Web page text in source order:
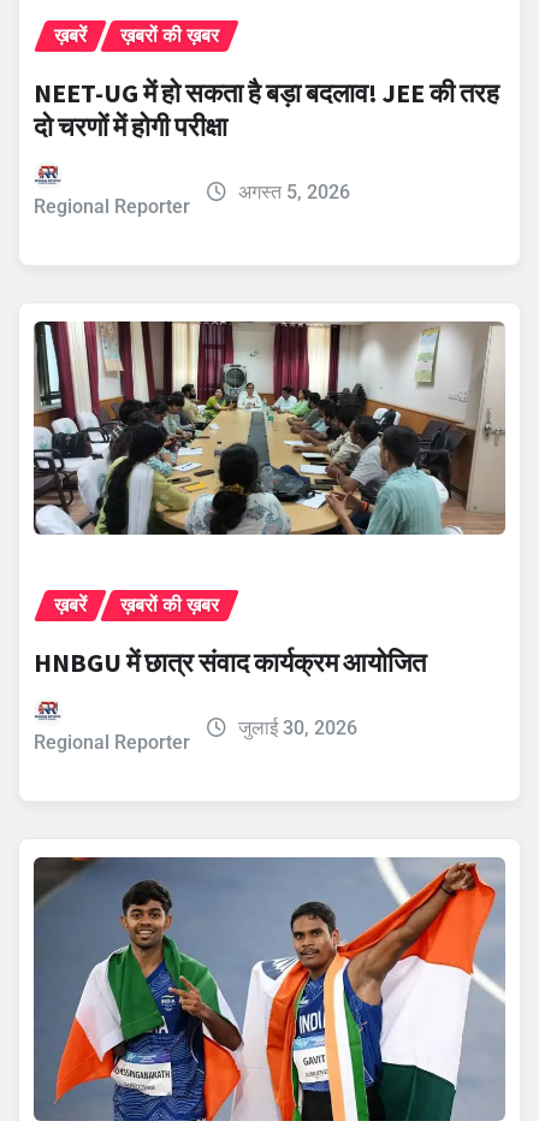
ख़बरें ख़बरों की ख़बर
NEET-UG में हो सकता है बड़ा बदलाव! JEE की तरह
दो चरणों में होगी परीक्षा
Regional Reporter
अगस्त 5, 2026
ख़बरें ख़बरों की ख़बर
HNBGU में छात्र संवाद कार्यक्रम आयोजित
Regional Reporter
जुलाई 30, 2026